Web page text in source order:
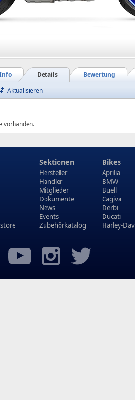
Bewertung
Details
Info
Aktualisieren
vorhanden.
Sektionen
Hersteller
Händler
Mitglieder
Dokumente
News
Events
Zubehörkatalog
Bikes
Aprilia
BMW
Buell
Cagiva
Derbi
Ducati
Harley-